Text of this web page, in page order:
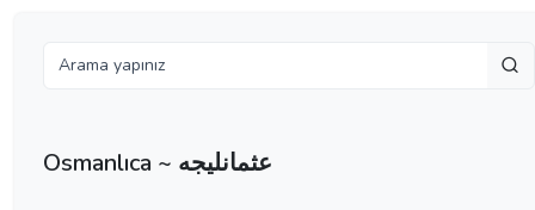
Osmanlıca ~ عثمانليجه